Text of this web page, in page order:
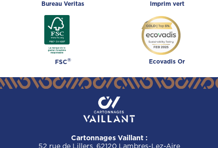
Bureau Veritas Imprim vert
FSC® Ecovadis Or
Cartonnages Vaillant :
52 rue de Lillers, 62120 Lambres-Lez-Aire